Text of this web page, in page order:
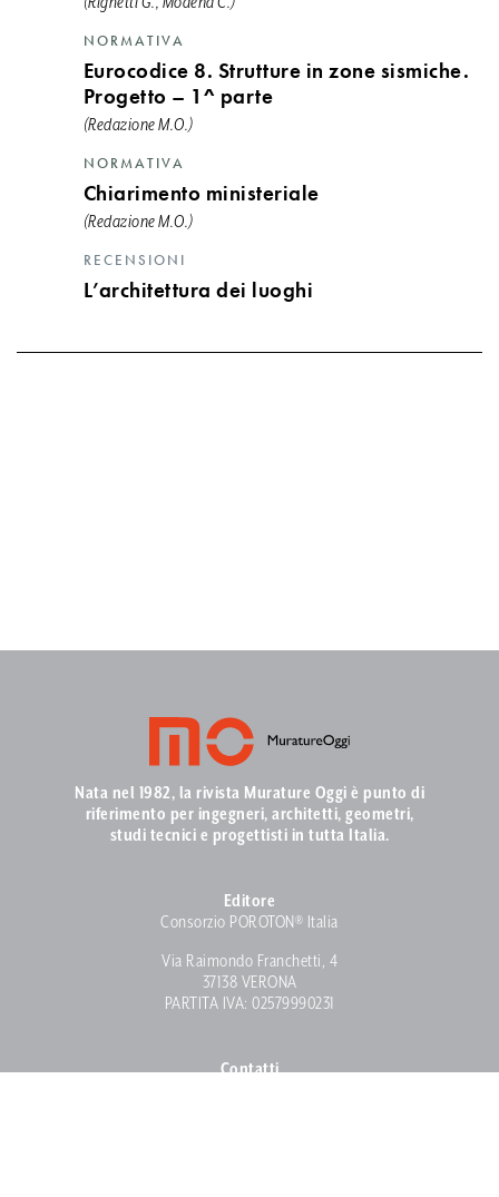
NORMATIVA
Eurocodice 8. Strutture in zone sismiche.
Progetto – 1^ parte
(Redazione M.O.)
NORMATIVA
Chiarimento ministeriale
(Redazione M.O.)
RECENSIONI
L’architettura dei luoghi
Nata nel 1982, la rivista Murature Oggi è punto di
riferimento per ingegneri, architetti, geometri,
studi tecnici e progettisti in tutta Italia.
Editore
Consorzio POROTON® Italia
Via Raimondo Franchetti, 4
37138 VERONA
PARTITA IVA: 02579990231
Contatti